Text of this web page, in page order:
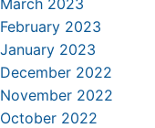
March 2023
February 2023
January 2023
December 2022
November 2022
October 2022